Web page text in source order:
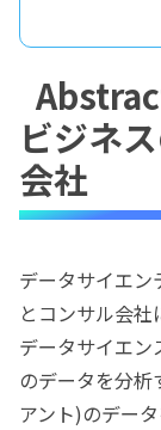
ビジネ
会社
データサイエン
とコンサル会社
データサイエン
のデータを分
アント)のデー